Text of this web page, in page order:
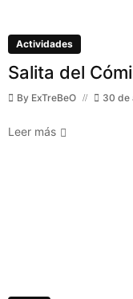
Actividades
Salita del
By ExTreBeO 30 de
Leer más